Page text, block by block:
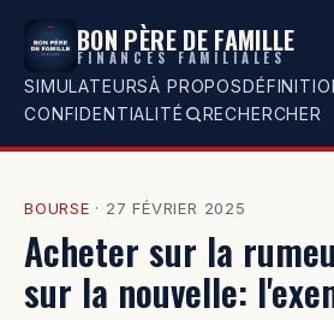
BON PÈRE DE FAMILLE
FINANCES FAMILIALES
SIMULATEURSÀ PROPOS
CONFIDENTIALITÉ
RECHERCHER
BOURSE · 27 FÉVRIER 2025
Acheter sur la
sur la nouvelle: